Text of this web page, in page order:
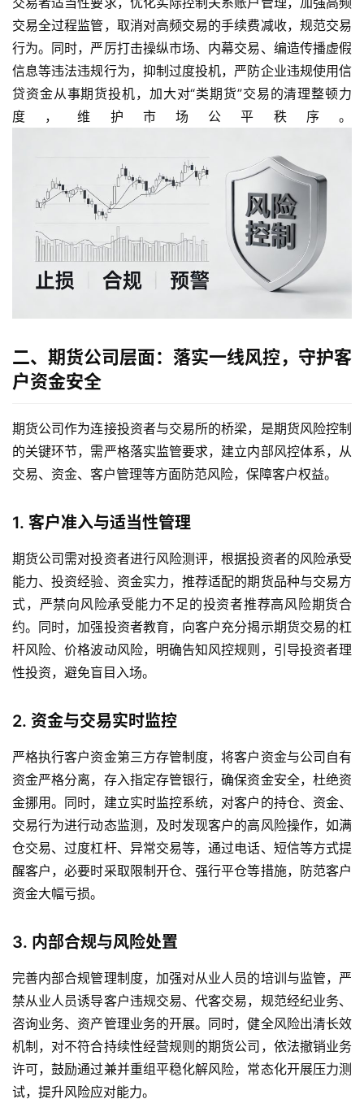
原
油
期
货
交易全过程监管，取消对高频交易的手续费减收，规范交易
行为。同时，严厉打击操纵市场、内幕交易、编造传播虚假
信息等违法违规行为，抑制过度投机，严防企业违规使用信
贷资金从事期货投机，加大对“类期货”交易的清理整顿力
度，维护市场公平秩序。
二、期货公司层面：落实一线风控，守护客
户资金安全
期货公司作为连接投资者与交易所的桥梁，是期货风险控制
的关键环节，需严格落实监管要求，建立内部风控体系，从
交易、资金、客户管理等方面防范风险，保障客户权益。
1. 客户准入与适当性管理
期货公司需对投资者进行风险测评，根据投资者的风险承受
能力、投资经验、资金实力，推荐适配的期货品种与交易方
式，严禁向风险承受能力不足的投资者推荐高风险期货合
约。同时，加强投资者教育，向客户充分揭示期货交易的杠
杆风险、价格波动风险，明确告知风控规则，引导投资者理
性投资，避免盲目入场。
2. 资金与交易实时监控
严格执行客户资金第三方存管制度，将客户资金与公司自有
资金严格分离，存入指定存管银行，确保资金安全，杜绝资
金挪用。同时，建立实时监控系统，对客户的持仓、资金、
交易行为进行动态监测，及时发现客户的高风险操作，如满
仓交易、过度杠杆、异常交易等，通过电话、短信等方式提
醒客户，必要时采取限制开仓、强行平仓等措施，防范客户
资金大幅亏损。
3. 内部合规与风险处置
完善内部合规管理制度，加强对从业人员的培训与监管，严
禁从业人员诱导客户违规交易、代客交易，规范经纪业务、
咨询业务、资产管理业务的开展。同时，健全风险出清长效
机制，对不符合持续性经营规则的期货公司，依法撤销业务
许可，鼓励通过兼并重组平稳化解风险，常态化开展压力测
试，提升风险应对能力。